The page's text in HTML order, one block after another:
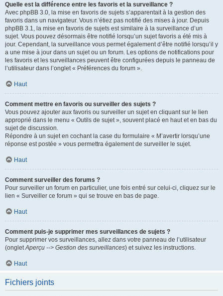
Quelle est la différence entre les favoris et la surveillance ?
Avec phpBB 3.0, la mise en favoris de sujets s’apparentait à la gestion des
favoris dans un navigateur. Vous n’étiez pas notifié des mises à jour. Depuis
phpBB 3.1, la mise en favoris de sujets est similaire à la surveillance d’un
sujet. Vous pouvez désormais être notifié lorsqu’un sujet favoris a été mis à
jour. Cependant, la surveillance vous permet également d’être notifié lorsqu’il y
a une mise à jour dans un sujet ou un forum. Les options de notifications pour
les favoris et les surveillances peuvent être configurées depuis le panneau de
l’utilisateur dans l’onglet « Préférences du forum ».
Haut
Comment mettre en favoris ou surveiller des sujets ?
Vous pouvez ajouter aux favoris ou surveiller un sujet en cliquant sur le lien
approprié dans le menu « Outils de sujet », souvent placé en haut et en bas du
sujet de discussion.
Répondre à un sujet en cochant la case du formulaire « M’avertir lorsqu’une
réponse est postée » vous permettra également de surveiller le sujet.
Haut
Comment surveiller des forums ?
Pour surveiller un forum en particulier, une fois entré sur celui-ci, cliquez sur le
lien « Surveiller ce forum » qui se trouve en bas de page.
Haut
Comment puis-je supprimer mes surveillances de sujets ?
Pour supprimer vos surveillances, allez dans votre panneau de l’utilisateur
(ongletAperçu --> Gestion des surveillances) et suivez les instructions.
Haut
Fichiers joints